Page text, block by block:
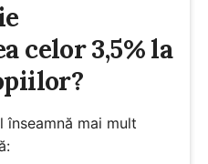
celor 3,5% la
înseamnă mai mult